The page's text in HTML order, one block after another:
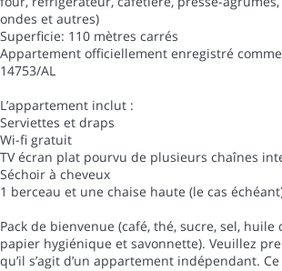
ondes et autres)
Superficie: 110 mètres carrés
Appartement officiellement enregistré
14753/AL
L’appartement inclut :
Serviettes et draps
Wi-fi gratuit
TV écran plat pourvu de plusieurs chaînes
Séchoir à cheveux
1 berceau et une chaise haute (le cas
Pack de bienvenue (café, thé, sucre, sel, huile
papier hygiénique et savonnette). Veuillez
qu’il s’agit d’un appartement indépendant.